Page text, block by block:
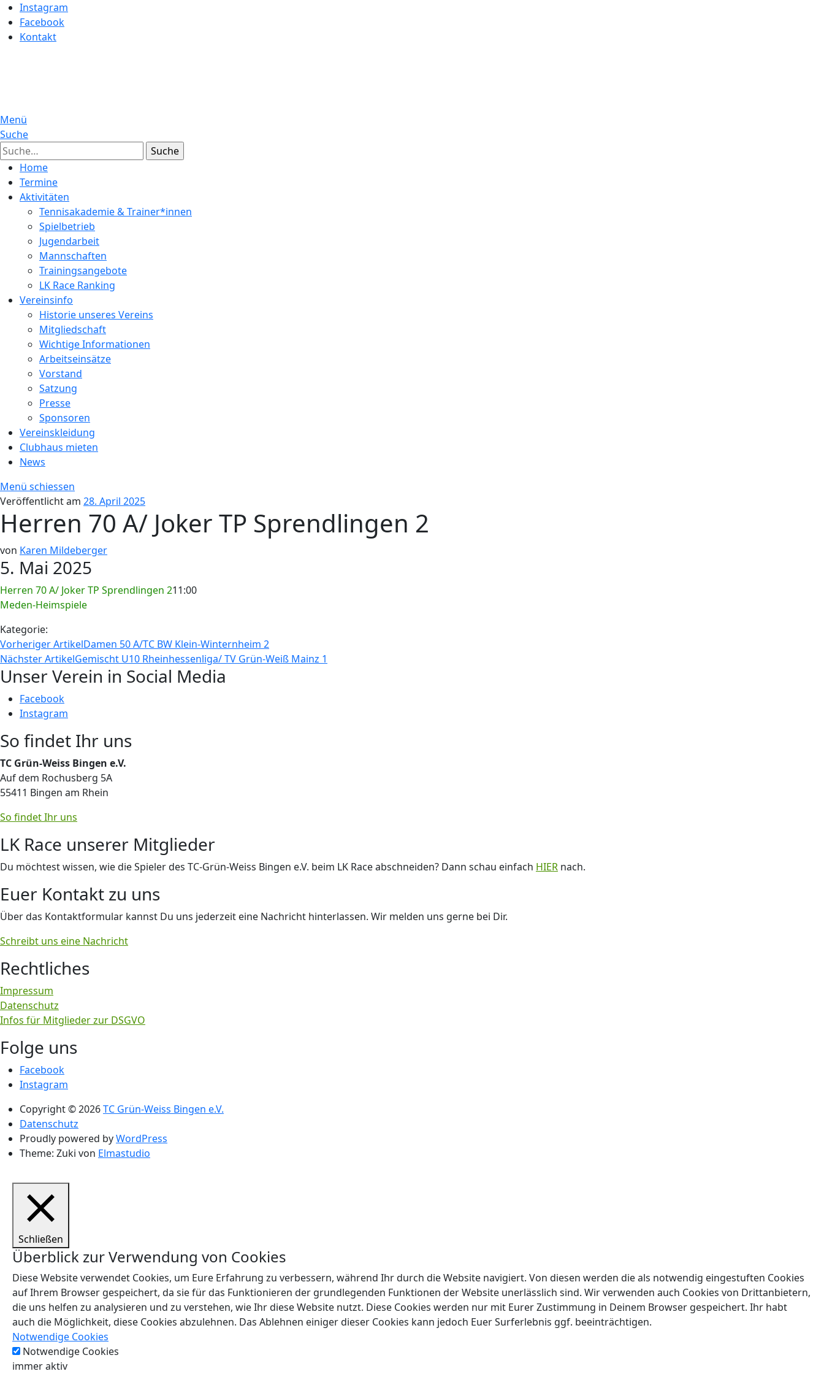
Instagram
Facebook
Kontakt
Menü
Suche
Suche
Home
Termine
Aktivitäten
Tennisakademie & Trainer*innen
Spielbetrieb
Jugendarbeit
Mannschaften
Trainingsangebote
LK Race Ranking
Vereinsinfo
Historie unseres Vereins
Mitgliedschaft
Wichtige Informationen
Arbeitseinsätze
Vorstand
Satzung
Presse
Sponsoren
Vereinskleidung
Clubhaus mieten
News
Menü schiessen
Veröffentlicht am 28. April 2025
Herren 70 A/ Joker TP Sprendlingen 2
von Karen Mildeberger
5. Mai 2025
Herren 70 A/ Joker TP Sprendlingen 211:00
Meden-Heimspiele
Kategorie:
Vorheriger ArtikelDamen 50 A/TC BW Klein-Winternheim 2
Nächster ArtikelGemischt U10 Rheinhessenliga/ TV Grün-Weiß Mainz 1
Unser Verein in Social Media
Facebook
Instagram
So findet Ihr uns
TC Grün-Weiss Bingen e.V.
Auf dem Rochusberg 5A
55411 Bingen am Rhein
So findet Ihr uns
LK Race unserer Mitglieder
Du möchtest wissen, wie die Spieler des TC-Grün-Weiss Bingen e.V. beim LK Race abschneiden? Dann schau einfach HIER nach.
Euer Kontakt zu uns
Über das Kontaktformular kannst Du uns jederzeit eine Nachricht hinterlassen. Wir melden uns gerne bei Dir.
Schreibt uns eine Nachricht
Rechtliches
Impressum
Datenschutz
Infos für Mitglieder zur DSGVO
Folge uns
Facebook
Instagram
Copyright © 2026TC Grün-Weiss Bingen e.V.
Datenschutz
Proudly powered byWordPress
Theme: Zuki von Elmastudio
Schließen
Überblick zur Verwendung von Cookies
Diese Website verwendet Cookies, um Eure Erfahrung zu verbessern, während Ihr durch die Website navigiert. Von diesen werden die als notwendig eingestuften Cookies
auf Ihrem Browser gespeichert, da sie für das Funktionieren der grundlegenden Funktionen der Website unerlässlich sind. Wir verwenden auch Cookies von Drittanbietern,
die uns helfen zu analysieren und zu verstehen, wie Ihr diese Website nutzt. Diese Cookies werden nur mit Eurer Zustimmung in Deinem Browser gespeichert. Ihr habt
auch die Möglichkeit, diese Cookies abzulehnen. Das Ablehnen einiger dieser Cookies kann jedoch Euer Surferlebnis ggf. beeinträchtigen.
Notwendige Cookies
Notwendige Cookies
immer aktiv